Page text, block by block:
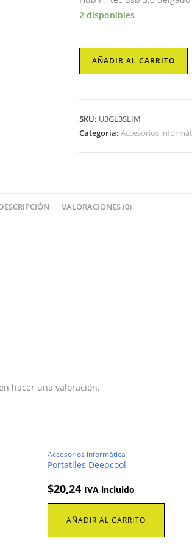
2 disponibles
Portatiles
cantidad
AÑADIR AL CARRITO
SKU: U3GL3SLIM
Categoría: Accesorios
VALORACIONES (0)
hacer una valoración.
Accesorios informática
Portatiles Deepcool
$20,24 IVA incluido
AÑADIR AL CARRITO